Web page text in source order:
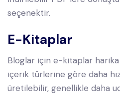
seçenektir.
E-Kitaplar
Bloglar için e-kitaplar harika
içerik türlerine göre daha
üretilebilir, genellikle daha